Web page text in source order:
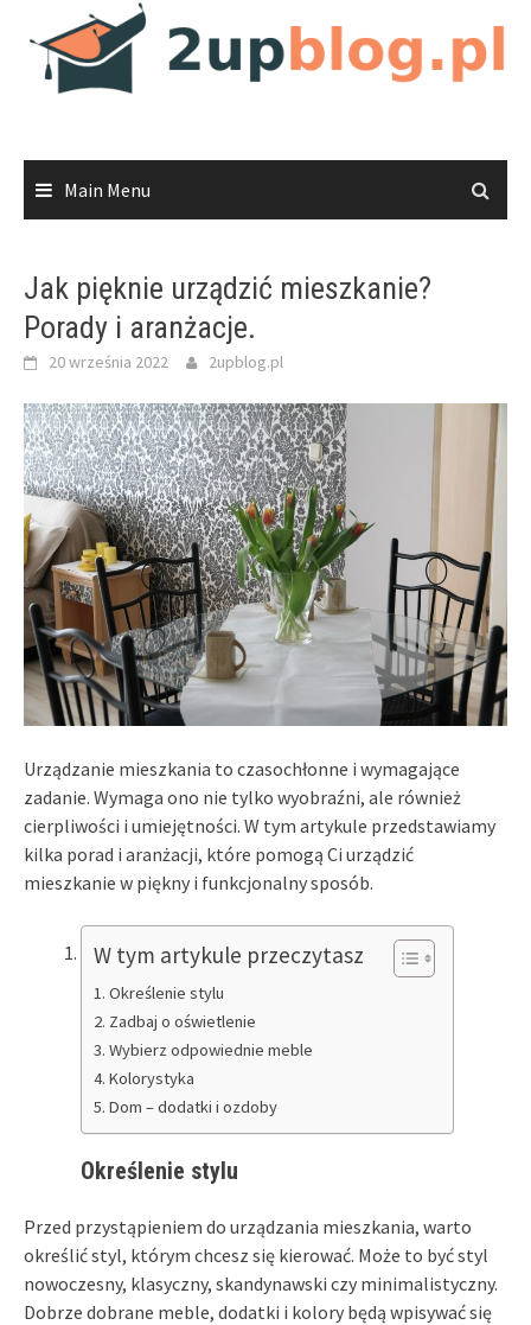
content
Main Menu
Jak pięknie urządzić mieszkanie?
Porady i aranżacje.
20 września 2022 2upblog.pl
Urządzanie mieszkania to czasochłonne i wymagające
zadanie. Wymaga ono nie tylko wyobraźni, ale również
cierpliwości i umiejętności. W tym artykule przedstawiamy
kilka porad i aranżacji, które pomogą Ci urządzić
mieszkanie w piękny i funkcjonalny sposób.
W tym artykule przeczytasz
Określenie stylu
Zadbaj o oświetlenie
Wybierz odpowiednie meble
Kolorystyka
Dom – dodatki i ozdoby
Określenie stylu
Przed przystąpieniem do urządzania mieszkania, warto
określić styl, którym chcesz się kierować. Może to być styl
nowoczesny, klasyczny, skandynawski czy minimalistyczny.
Dobrze dobrane meble, dodatki i kolory będą wpisywać się